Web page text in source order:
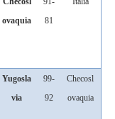
ovaquia
81
Yugosla
via
99-
92
Checosl
ovaquia